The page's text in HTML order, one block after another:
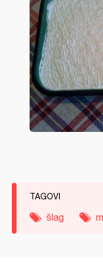
TAGOVI
šlag